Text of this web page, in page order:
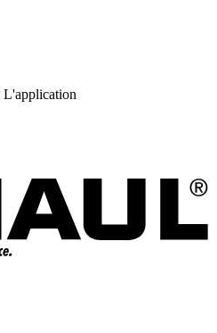
L'application